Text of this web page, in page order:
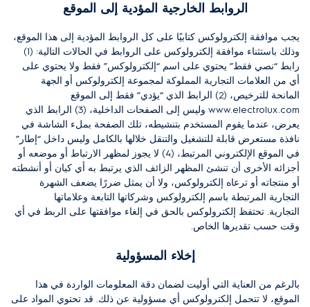
الروابط الخارجية المؤدية إلى الموقع
يجب موافقة إلكترولوكس كتابيًا على كل الروابط المؤدية إلى هذا الموقع،
وذلك باستثناء موافقة إلكترولوكس على الروابط في الحالات التالية:
(1)
رابط “نصي فقط” يحتوي على اسم “إلكترولوكس” فقط ولا يحتوي على
أي من العلامات التجارية المملوكة لمجموعة إلكترولوكس أو الجهة
المانحة للترخيص، (2) الرابط الذي “يؤدي” فقط إلى الموقع
www.electrolux.com وليس إلى الصفحات الداخلية، (3) الرابط الذي
يعرض، عندما يقوم المستخدم بتنشيطه، تلك الصفحة بملء الشاشة في
نافذة مستعرض قابلة للتشغيل والتنقل خلالها بالكامل وليس داخل “إطار”
في الموقع الإلكتروني المرتبط، (4) لا يجوز لمظهر الارتباط أو موضعه أو
أجزائه الأخرى أن تنشئ المظهر الزائف الذي يرتبط به أي كيان أو أنشطته
أو منتجاته أو ترعاه إلكترولوكس، ولا أن يمثل ضررًا يضعف الشهرة
التجارية المرتبطة باسم إلكترولوكس وشركاتها التابعة وعلاماتها
التجارية. تحتفظ إلكترولوكس بالحق في إلغاء موافقتها على الربط في أي
وقت حسب تقديرها الخاص.
إخلاء المسؤولية
بالرغم من العناية التي أوليت لضمان دقة المعلومات الواردة في هذا
الموقع، لا تتحمل إلكترولوكس أي مسؤولية عن ذلك. قد تحتوي المواد على